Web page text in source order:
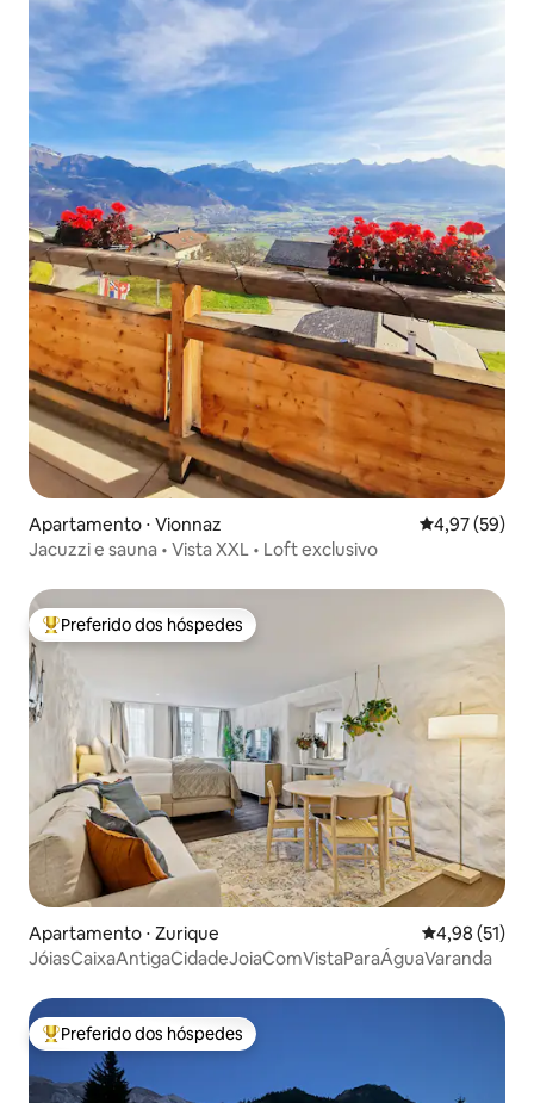
Apartamento ⋅ Vionnaz 4,97 de uma
4,97 (59)
Jacuzzi e sauna • Vista XXL • Loft exclusivo
Entre os melhores preferidos dos hóspedes
Preferido dos hóspedes
Apartamento ⋅ Zurique 4,98 de uma
4,98 (51)
JóiasCaixaAntigaCidadeJoiaComVistaParaÁguaVaranda
Entre os melhores preferidos dos hóspedes
Preferido dos hóspedes